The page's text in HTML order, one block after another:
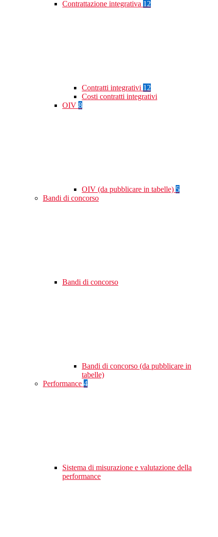
Contrattazione integrativa 12
Contratti integrativi 12
Costi contratti integrativi
OIV 8
OIV (da pubblicare in tabelle) 5
Bandi di concorso
Bandi di concorso
Bandi di concorso (da pubblicare in
tabelle)
Performance 4
Sistema di misurazione e valutazione della
performance